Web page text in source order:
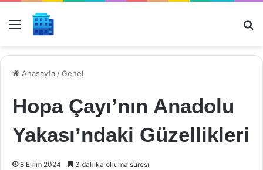
Menü
Anasayfa /Genel
Hopa Çayı’nın Anadolu
Yakası’ndaki Güzellikleri
8 Ekim 2024 3 dakika okuma süresi